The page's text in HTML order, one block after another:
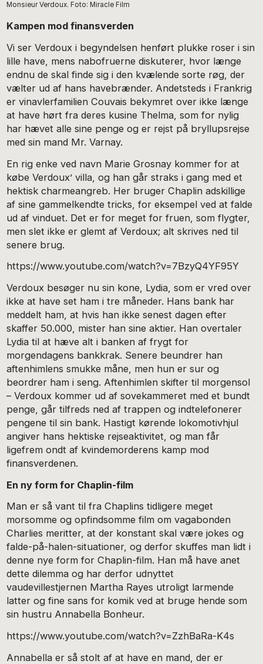
Monsieur Verdoux. Foto: Miracle Film
Kampen mod finansverden
Vi ser Verdoux i begyndelsen henført plukke roser i sin
lille have, mens nabofruerne diskuterer, hvor længe
endnu de skal finde sig i den kvælende sorte røg, der
vælter ud af hans havebrænder. Andetsteds i Frankrig
er vinavlerfamilien Couvais bekymret over ikke længe
at have hørt fra deres kusine Thelma, som for nylig
har hævet alle sine penge og er rejst på bryllupsrejse
med sin mand Mr. Varnay.
En rig enke ved navn Marie Grosnay kommer for at
købe Verdoux’ villa, og han går straks i gang med et
hektisk charmeangreb. Her bruger Chaplin adskillige
af sine gammelkendte tricks, for eksempel ved at falde
ud af vinduet. Det er for meget for fruen, som flygter,
men slet ikke er glemt af Verdoux; alt skrives ned til
senere brug.
https://www.youtube.com/watch?v=7BzyQ4YF95Y
Verdoux besøger nu sin kone, Lydia, som er vred over
ikke at have set ham i tre måneder. Hans bank har
meddelt ham, at hvis han ikke senest dagen efter
skaffer 50.000, mister han sine aktier. Han overtaler
Lydia til at hæve alt i banken af frygt for
morgendagens bankkrak. Senere beundrer han
aftenhimlens smukke måne, men hun er sur og
beordrer ham i seng. Aftenhimlen skifter til morgensol
– Verdoux kommer ud af sovekammeret med et bundt
penge, går tilfreds ned af trappen og indtelefonerer
pengene til sin bank. Hastigt kørende lokomotivhjul
angiver hans hektiske rejseaktivitet, og man får
ligefrem ondt af kvindemorderens kamp mod
finansverdenen.
En ny form for Chaplin-film
Man er så vant til fra Chaplins tidligere meget
morsomme og opfindsomme film om vagabonden
Charlies meritter, at der konstant skal være jokes og
falde-på-halen-situationer, og derfor skuffes man lidt i
denne nye form for Chaplin-film. Han må have anet
dette dilemma og har derfor udnyttet
vaudevillestjernen Martha Rayes utroligt larmende
latter og fine sans for komik ved at bruge hende som
sin hustru Annabella Bonheur.
https://www.youtube.com/watch?v=ZzhBaRa-K4s
Annabella er så stolt af at have en mand, der er